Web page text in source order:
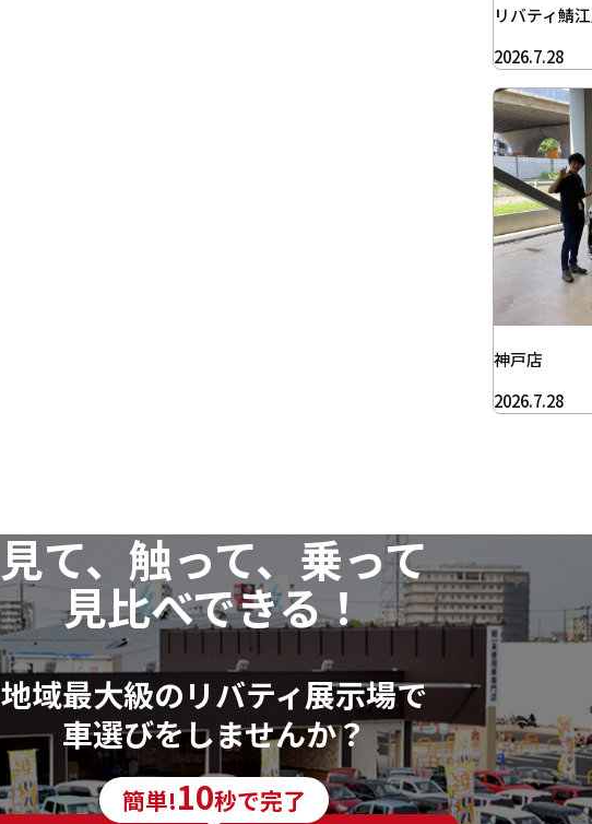
リバティ鯖
2026.7.28
神戸店
2026.7.28
見て、触って、乗って
見比べできる！
地域最大級のリバティ展示場で
車選びをしませんか？
簡単!10秒で完了